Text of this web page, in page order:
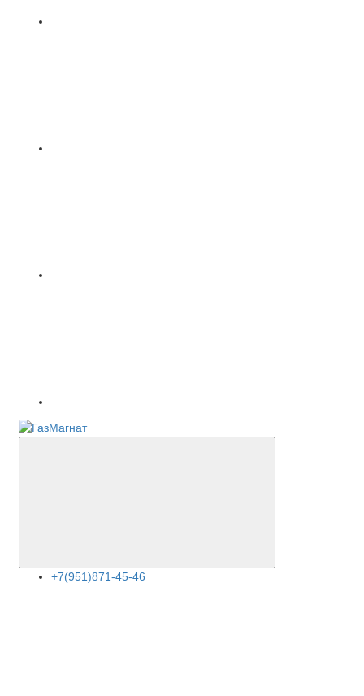
+7(951)871-45-46